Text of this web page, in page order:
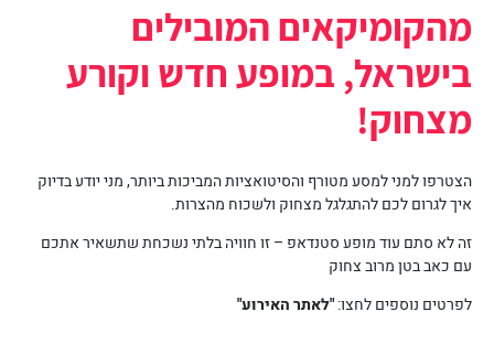
מהקומיקאים המובילים
בישראל, במופע חדש וקורע
מצחוק!
הצטרפו למני למסע מטורף והסיטואציות המביכות ביותר, מני יודע בדיוק
איך לגרום לכם להתגלגל מצחוק ולשכוח מהצרות.
זה לא סתם עוד מופע סטנדאפ – זו חוויה בלתי נשכחת שתשאיר אתכם
עם כאב בטן מרוב צחוק
לפרטים נוספים לחצו:"לאתר האירוע"